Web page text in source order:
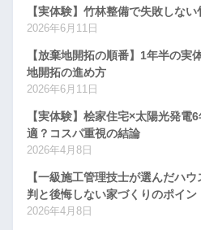
【実体験】竹林整備で失敗しな
2026年6月11日
【放棄地開拓の順番】1年半の実
地開拓の進め方
2026年6月11日
【実体験】桧家住宅×太陽光発電
適？コスパ重視の結論
2026年4月8日
【一級施工管理技士が選んだハ
判と後悔しない家づくりのポイン
2026年4月8日